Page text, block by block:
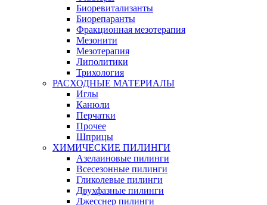
Биоревитализанты
Биорепаранты
Фракционная мезотерапия
Мезонити
Мезотерапия
Липолитики
Трихология
РАСХОДНЫЕ МАТЕРИАЛЫ
Иглы
Канюли
Перчатки
Прочее
Шприцы
ХИМИЧЕСКИЕ ПИЛИНГИ
Азелаиновые пилинги
Всесезонные пилинги
Гликолевые пилинги
Двухфазные пилинги
Джесснер пилинги